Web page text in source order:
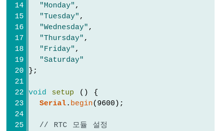
ESP8266
"Monday" ,
"Tuesday" ,
"Wednesday" ,
"Thursday" ,
"Friday" ,
"Saturday"
};
void setup () {
Serial. begin(9600);
// RTC 모듈 설정